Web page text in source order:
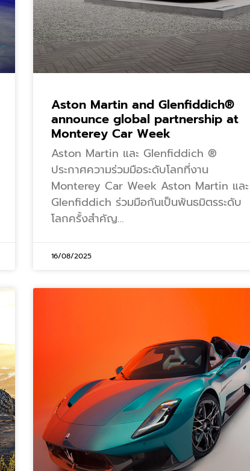
Aston Martin and Glenfiddich®
announce global partnership at
Monterey Car Week
Aston Martin และ Glenfiddich ®
ประกาศความร่วมมือระดับโลกที่งาน
Monterey Car Week Aston Martin และ
Glenfiddich ร่วมมือกันเป็นพันธมิตรระดับ
โลกครั้งสำคัญ…
16/08/2025